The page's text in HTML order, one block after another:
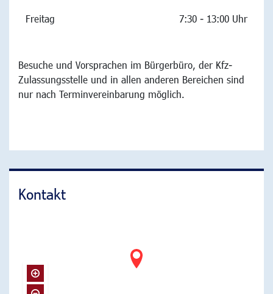
Freitag 7:30 - 13:00 Uhr
Besuche und Vorsprachen im Bürgerbüro, der Kfz-
Zulassungsstelle und in allen anderen Bereichen sind
nur nach Terminvereinbarung möglich.
Kontakt